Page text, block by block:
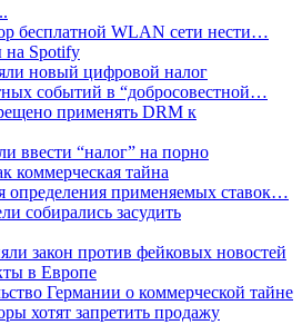
бесплатной WLAN сети нести…
на Spotify
новый цифровой налог
событий в “добросовестной…
применять DRM к
“налог” на порно
коммерческая тайна
определения применяемых ставок…
собирались засудить
закон против фейковых новостей
в Европе
Германии о коммерческой тайне
хотят запретить продажу